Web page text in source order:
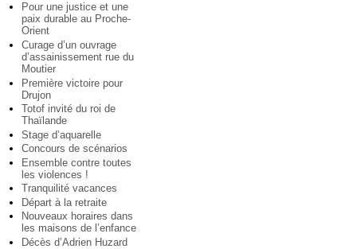
Pour une justice et une
paix durable au Proche-
Orient
Curage d’un ouvrage
d’assainissement rue du
Moutier
Première victoire pour
Drujon
Totof invité du roi de
Thaïlande
Stage d’aquarelle
Concours de scénarios
Ensemble contre toutes
les violences !
Tranquilité vacances
Départ à la retraite
Nouveaux horaires dans
les maisons de l’enfance
Décès d’Adrien Huzard